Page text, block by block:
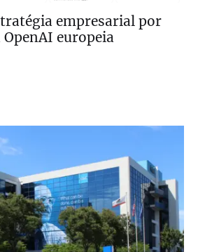
empresarial por
europeia